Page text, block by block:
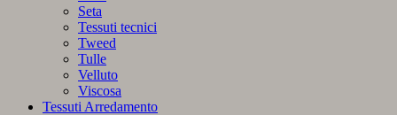
Seta
Tessuti tecnici
Tweed
Tulle
Velluto
Viscosa
Tessuti Arredamento